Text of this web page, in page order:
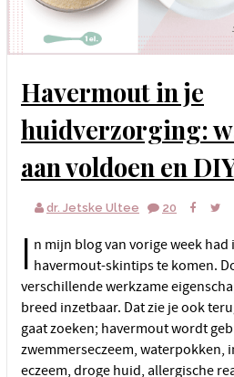
Havermout in je
huidverzorging:
aan voldoen en
dr. Jetske Ultee 20
I n mijn blog van vorige week
havermout-skintips te komen.
verschillende werkzame
breed inzetbaar. Dat zie je ook
gaat zoeken; havermout wordt
zwemmerseczeem, waterpokken,
eczeem, droge huid, allergische